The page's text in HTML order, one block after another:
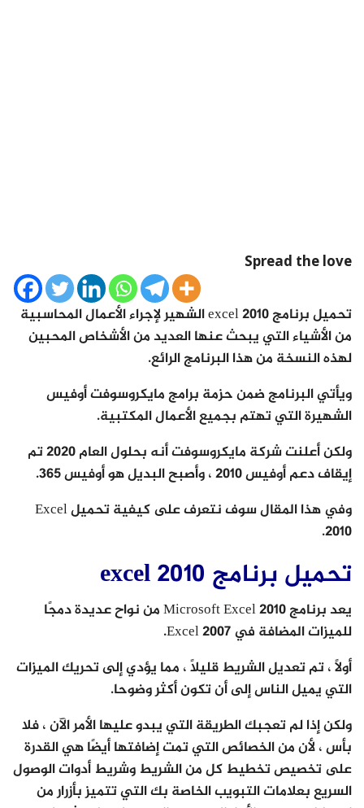
Spread the love
تحميل برنامج excel 2010 الشهير لإجراء الأعمال المحاسبية
من الأشياء التي يبحث عنها العديد من الأشخاص المحبين
لهذه النسخة من هذا البرنامج الرائع.
ويأتي البرنامج ضمن حزمة برامج مايكروسوفت أوفيس
الشهيرة التي تهتم بجميع الأعمال المكتبية.
ولكن أعلنت شركة مايكروسوفت أنه بحلول العام 2020 تم
إيقاف دعم أوفيس 2010 ، وأصبح البديل هو أوفيس 365.
وفي هذا المقال سوف نتعرف على كيفية تحميل Excel
2010.
تحميل برنامج excel 2010
يعد برنامج Microsoft Excel 2010 من نواح عديدة دمجًا
للميزات المضافة في Excel 2007.
أولاً ، تم تعديل الشريط قليلاً ، مما يؤدي إلى تحريك الميزات
التي يميل الناس إلى أن تكون أكثر وضوحا.
ولكن إذا لم تعجبك الطريقة التي يبدو عليها الأمر الآن ، فلا
بأس ، لأن من الخصائص التي تمت إضافتها أيضًا هي القدرة
على تخصيص تخطيط كل من الشريط وشريط أدوات الوصول
السريع بعلامات التبويب الخاصة بك التي تتميز بأزرار من